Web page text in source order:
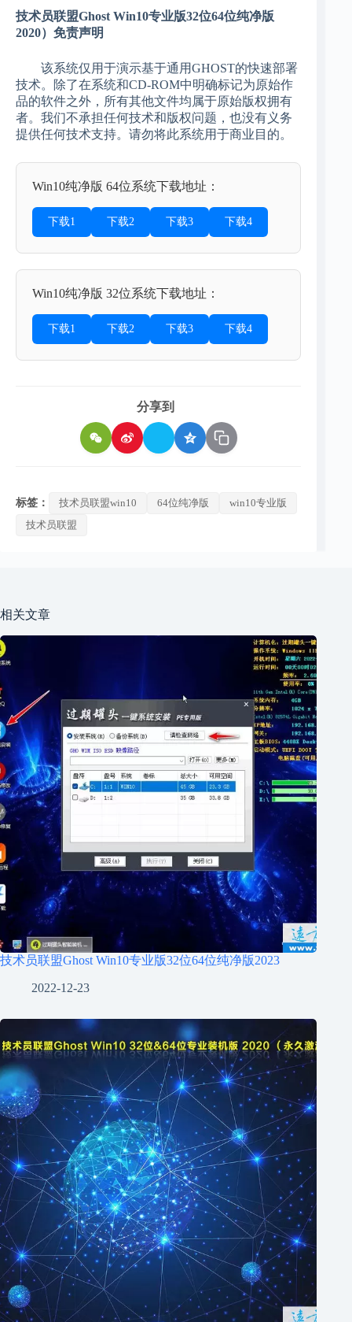
技术员联盟Ghost Win10专业版32位64位纯净版
2020）免责声明
该系统仅用于演示基于通用GHOST的快速部署
技术。除了在系统和CD-ROM中明确标记为原始作
品的软件之外，所有其他文件均属于原始版权拥有
者。我们不承担任何技术和版权问题，也没有义务
提供任何技术支持。请勿将此系统用于商业目的。
Win10纯净版 64位系统下载地址：
下载1 下载2 下载3 下载4
Win10纯净版 32位系统下载地址：
下载1 下载2 下载3 下载4
分享到
标签： 技术员联盟win10 64位纯净版
win10专业版
技术员联盟
相关文章
技术员联盟Ghost Win10专业版32位64位纯净版2023
2022-12-23